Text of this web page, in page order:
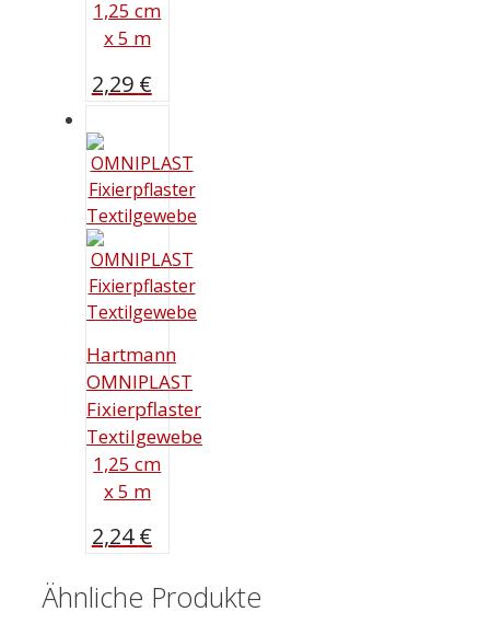
1,25 cm
x 5 m
2,29 €
Hartmann
OMNIPLAST
Fixierpflaster
Textilgewebe
1,25 cm
x 5 m
2,24€
Ähnliche Produkte